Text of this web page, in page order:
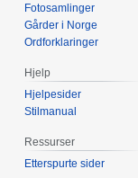
Fotosamlinger
Gårder i Norge
Ordforklaringer
Hjelp
Hjelpesider
Stilmanual
Ressurser
Etterspurte sider